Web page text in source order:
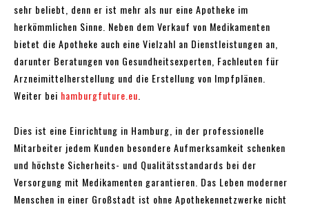
sehr beliebt, denn er ist mehr als nur eine Apotheke im
herkömmlichen Sinne. Neben dem Verkauf von Medikamenten
bietet die Apotheke auch eine Vielzahl an Dienstleistungen an,
darunter Beratungen von Gesundheitsexperten, Fachleuten für
Arzneimittelherstellung und die Erstellung von Impfplänen.
Weiter bei hamburgfuture.eu
Dies ist eine Einrichtung in Hamburg, in der professionelle
Mitarbeiter jedem Kunden besondere Aufmerksamkeit schenken
und höchste Sicherheits- und Qualitätsstandards bei der
Versorgung mit Medikamenten garantieren. Das Leben moderner
Menschen in einer Großstadt ist ohne Apothekennetzwerke nicht